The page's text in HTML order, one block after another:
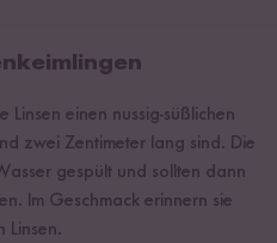
einen nussig-süßlichen
zwei Zentimeter lang sind. Die
gespült und sollten dann
Im Geschmack erinnern sie
Linsen.